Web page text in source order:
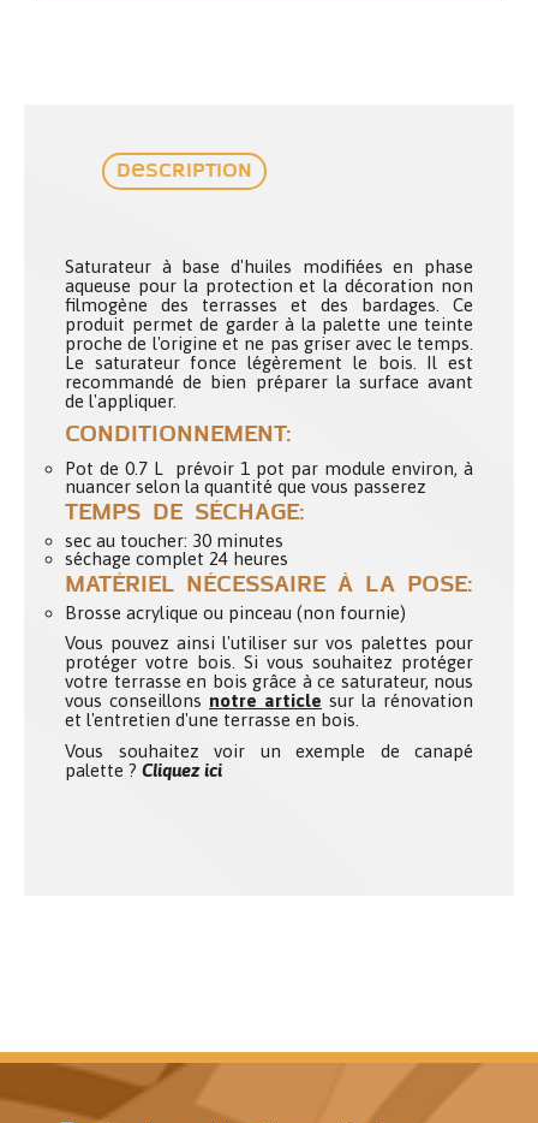
Description
Saturateur à base d'huiles modifiées en phase
aqueuse pour la protection et la décoration non
filmogène des terrasses et des bardages. Ce
produit permet de garder à la palette une teinte
proche de l'origine et ne pas griser avec le temps.
Le saturateur fonce légèrement le bois. Il est
recommandé de bien préparer la surface avant
de l'appliquer.
CONDITIONNEMENT:
Pot de 0.7 L prévoir 1 pot par module environ, à
nuancer selon la quantité que vous passerez
TEMPS DE SÉCHAGE:
sec au toucher: 30 minutes
séchage complet 24 heures
MATÉRIEL NÉCESSAIRE À LA POSE:
Brosse acrylique ou pinceau (non fournie)
Vous pouvez ainsi l'utiliser sur vos palettes pour
protéger votre bois. Si vous souhaitez protéger
votre terrasse en bois grâce à ce saturateur, nous
vous conseillons notre article sur la rénovation
et l'entretien d'une terrasse en bois.
Vous souhaitez voir un exemple de canapé
palette ? Cliquez ici